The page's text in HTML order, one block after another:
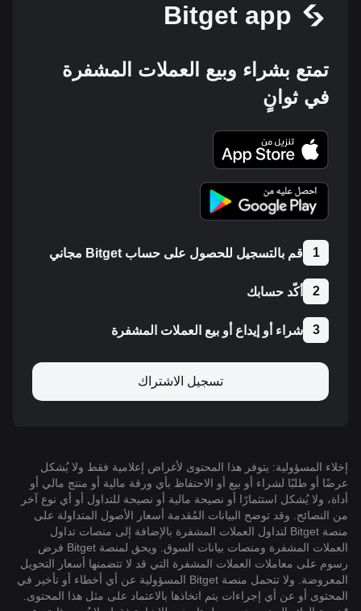
Bitget app
تمتع بشراء وبيع العملات المشفرة
في ثوانٍ
1 قم بالتسجيل للحصول على حساب Bitget مجاني
2 أكّد حسابك
3 شراء أو إيداع أو بيع العملات المشفرة
تسجيل الاشتراك
إخلاء المسؤولية: يتوفر هذا المحتوى لأغراض إعلامية فقط ولا يُشكل
عرضًا أو طلبًا لشراء أو بيع أو الاحتفاظ بأي ورقة مالية أو منتج مالي أو
أداة، ولا يُشكل استثمارًا أو نصيحة مالية أو نصيحة للتداول أو أي نوع آخر
من النصائح. وقد توضح البيانات المُقدمة أسعار الأصول المتداولة على
منصة Bitget لتداول العملات المشفرة بالإضافة إلى منصات تداول
العملات المشفرة ومنصات بيانات السوق. ويحق لمنصة Bitget فرض
رسوم على معاملات العملات المشفرة التي قد لا تتضمنها أسعار التحويل
المعروضة. ولا تتحمل منصة Bitget المسؤولية عن أي أخطاء أو تأخير في
المحتوى أو عن أي إجراءات يتم اتخاذها بالاعتماد على مثل هذا المحتوى.